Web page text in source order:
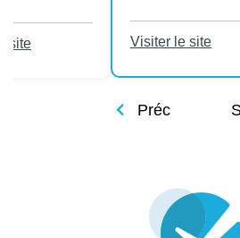
site Visiter le site
Préc